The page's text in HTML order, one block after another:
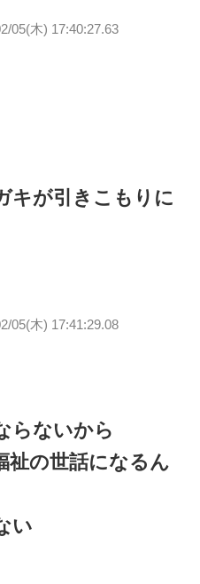
05(木) 17:40:27.63
キが引きこもりに
05(木) 17:41:29.08
らないから
祉の世話になるん
い